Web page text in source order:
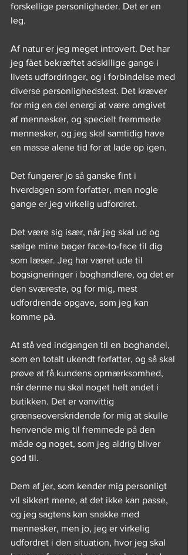
forskellige personligheder. Det er en
leg.
Af natur er jeg meget introvert. Det har
jeg fået bekræftet adskillige gange i
livets udfordringer, og i forbindelse med
diverse personlighedstest. Det kræver
for mig en del energi at være omgivet
af mennesker, og specielt fremmede
mennesker, og jeg skal samtidig have
en masse alene tid for at lade op igen.
Det fungerer jo så ganske fint i
hverdagen som forfatter, men nogle
gange er jeg virkelig udfordret.
Det være sig især, når jeg skal ud og
sælge mine bøger face-to-face til dig
som læser. Jeg har været ude til
bogsigneringer i boghandlere, og det er
den sværeste, og for mig, mest
udfordrende opgave, som jeg kan
komme på.
At stå ved indgangen til en boghandel,
som en totalt ukendt forfatter, og så skal
prøve at få kundens opmærksomhed,
når denne nu skal noget helt andet i
butikken. Det er vanvittig
grænseoverskridende for mig at skulle
henvende mig til fremmede på den
måde og noget, som jeg aldrig bliver
god til.
Dem af jer, som kender mig personligt
vil sikkert mene, at det ikke kan passe,
og jeg sagtens kan snakke med
mennesker, men jo, jeg er virkelig
udfordret i den situation, hvor jeg skal